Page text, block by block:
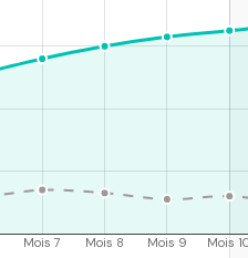
Mois 7 Mois 8 Mois 9 Mois